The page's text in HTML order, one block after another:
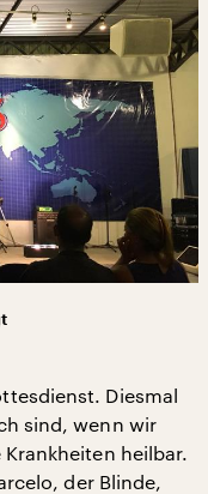
Diesmal
sind, wenn wir
heilbar.
der Blinde,